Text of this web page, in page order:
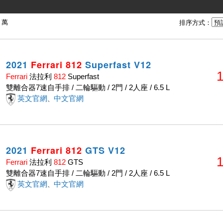
萬 排序方式：
2021 Ferrari 812 Superfast V12
Ferrari 法拉利 812 Superfast
雙離合器7速自手排 / 二輪驅動 / 2門 / 2人座 / 6.5 L
英文官網、 中文官網
2021 Ferrari 812 GTS V12
Ferrari 法拉利 812 GTS
雙離合器7速自手排 / 二輪驅動 / 2門 / 2人座 / 6.5 L
英文官網、 中文官網